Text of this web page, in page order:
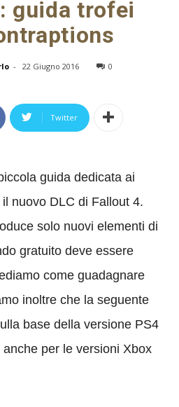
guida trofei
- 22 Giugno 2016 0
Twitter
guida dedicata ai
nuovo DLC di Fallout 4.
solo nuovi elementi di
gratuito deve essere
come guadagnare
inoltre che la seguente
base della versione PS4
per le versioni Xbox